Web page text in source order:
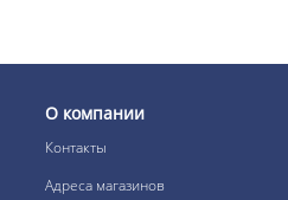
О компании
Контакты
Адреса магазинов